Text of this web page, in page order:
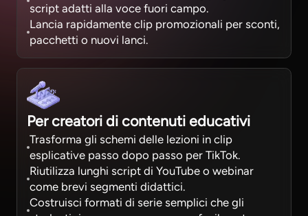
script adatti alla voce fuori campo.
Lancia rapidamente clip promozionali per sconti,
pacchetti o nuovi lanci.
Per creatori di contenuti educativi
Trasforma gli schemi delle lezioni in clip
esplicative passo dopo passo per TikTok.
Riutilizza lunghi script di YouTube o webinar
come brevi segmenti didattici.
Costruisci formati di serie semplici che gli